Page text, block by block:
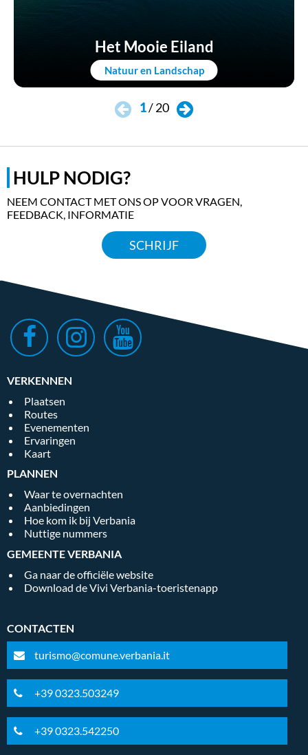
Natuur en Landschap
Het Mooie Eiland
1/20
HULP NODIG?
NEEM CONTACT MET ONS OP VOOR VRAGEN,
FEEDBACK, INFORMATIE
SCHRIJF
VERKENNEN
Plaatsen
Routes
Evenementen
Ervaringen
Kaart
PLANNEN
Waar te overnachten
Aanbiedingen
Hoe kom ik bij Verbania
Nuttige nummers
GEMEENTE VERBANIA
Ga naar de officiële website
Download de Vivi Verbania-toeristenapp
CONTACTEN
turismo@comune.verbania.it
+39 0323.503249
+39 0323.542250